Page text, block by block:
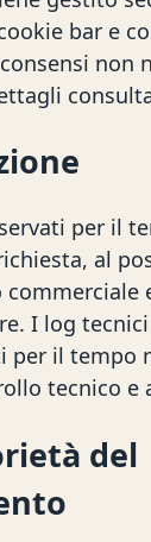
bar e
non
per il
al
commerciale
I log
per il tempo
tecnico e
del